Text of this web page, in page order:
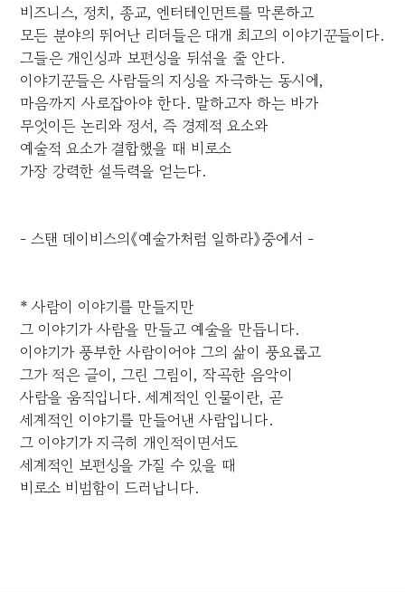
비즈니스, 정치, 종교, 엔터테인먼트를 막론하고
모든 분야의 뛰어난 리더들은 대개 최고의 이야기꾼들이다.
그들은 개인성과 보편성을 뒤섞을 줄 안다.
이야기꾼들은 사람들의 지성을 자극하는 동시에,
마음까지 사로잡아야 한다. 말하고자 하는 바가
무엇이든 논리와 정서, 즉 경제적 요소와
예술적 요소가 결합했을 때 비로소
가장 강력한 설득력을 얻는다.
- 스탠 데이비스의《예술가처럼 일하라》중에서 -
* 사람이 이야기를 만들지만
그 이야기가 사람을 만들고 예술을 만듭니다.
이야기가 풍부한 사람이어야 그의 삶이 풍요롭고
그가 적은 글이, 그린 그림이, 작곡한 음악이
사람을 움직입니다. 세계적인 인물이란, 곧
세계적인 이야기를 만들어낸 사람입니다.
그 이야기가 지극히 개인적이면서도
세계적인 보편성을 가질 수 있을 때
비로소 비범함이 드러납니다.